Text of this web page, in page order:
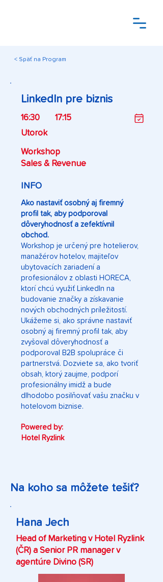
< Späť na Program
LinkedIn pre biznis
16:30
17:15
Utorok
Workshop
Sales & Revenue
INFO
Ako nastaviť osobný aj firemný
profil tak, aby podporoval
dôveryhodnosť a zefektívnil
obchod.
Workshop je určený pre hotelierov,
manažérov hotelov, majiteľov
ubytovacích zariadení a
profesionálov z oblasti HORECA,
ktorí chcú využiť LinkedIn na
budovanie značky a získavanie
nových obchodných príležitostí.
Ukážeme si, ako správne nastaviť
osobný aj firemný profil tak, aby
zvyšoval dôveryhodnosť a
podporoval B2B spolupráce či
partnerstvá. Dozviete sa, ako tvoriť
obsah, ktorý zaujme, podporí
profesionálny imidž a bude
dlhodobo posilňovať vašu značku v
hotelovom biznise.
Powered by:
Hotel Ryzlink
Na koho sa môžete tešiť?
Hana Jech
Head of Marketing v Hotel Ryzlink
(ČR) a Senior PR manager v
agentúre Divino (SR)